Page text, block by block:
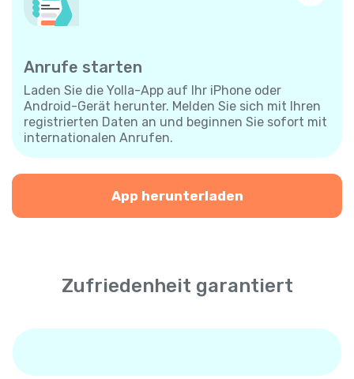
Anrufe starten
Laden Sie die Yolla-App auf Ihr iPhone oder
Android-Gerät herunter. Melden Sie sich mit Ihren
registrierten Daten an und beginnen Sie sofort mit
internationalen Anrufen.
App herunterladen
Zufriedenheit garantiert